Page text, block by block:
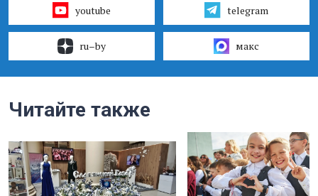
youtube telegram
ru–by макс
Читайте также